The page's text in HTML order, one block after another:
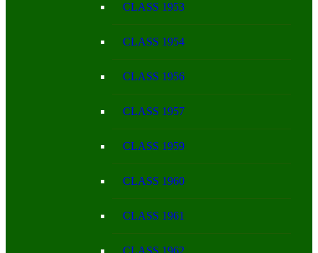
CLASS 1953
CLASS 1954
CLASS 1956
CLASS 1957
CLASS 1959
CLASS 1960
CLASS 1961
CLASS 1962